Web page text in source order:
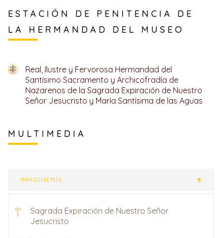
ESTACIÓN DE PENITENCIA DE
LA HERMANDAD DEL MUSEO
Real, Ilustre y Fervorosa Hermandad del
Santísimo Sacramento y Archicofradía de
Nazarenos de la Sagrada Expiración de Nuestro
Señor Jesucristo y María Santísima de las Aguas
MULTIMEDIA
IMAGINERÍA
Sagrada Expiración de Nuestro Señor
Jesucristo